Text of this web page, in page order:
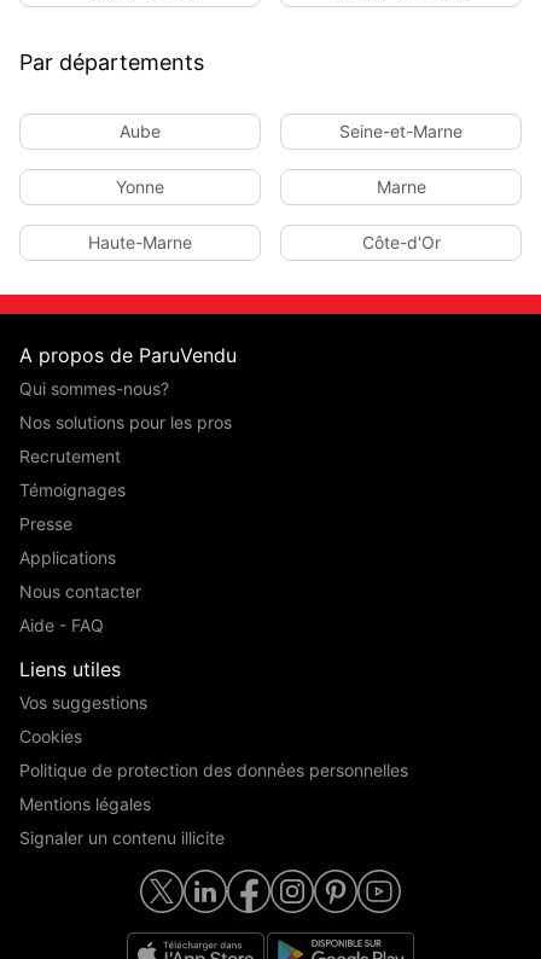
Par départements
Aube Seine-et-Marne
Yonne Marne
Haute-Marne Côte-d'Or
A propos de ParuVendu
Qui sommes-nous?
Nos solutions pour les pros
Recrutement
Témoignages
Presse
Applications
Nous contacter
Aide - FAQ
Liens utiles
Vos suggestions
Cookies
Politique de protection des données personnelles
Mentions légales
Signaler un contenu illicite